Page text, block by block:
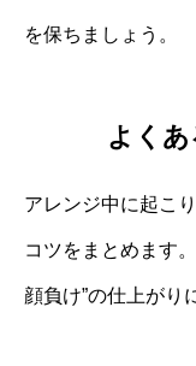
を保ちましょう。
よく
アレンジ中に起こ
コツをまとめます
顔負け”の仕上がり